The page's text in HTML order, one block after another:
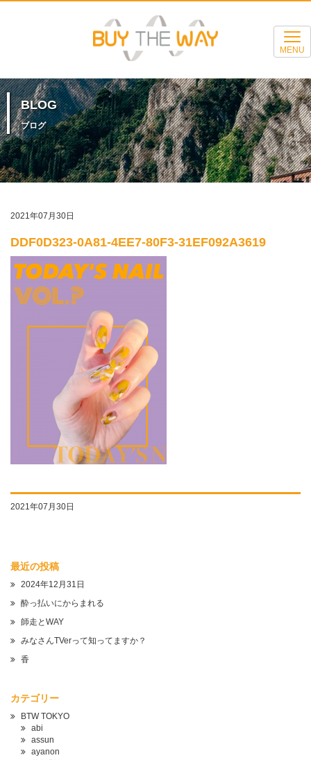
MENU
BLOG
ブログ
2021年07月30日
DDF0D323-0A81-4EE7-80F3-31EF092A3619
2021年07月30日
最近の投稿
2024年12月31日
酔っ払いにからまれる
師走とWAY
みなさんTVerって知ってますか？
香
カテゴリー
BTW TOKYO
abi
assun
ayanon